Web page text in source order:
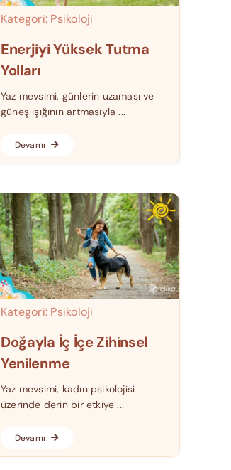
Kategori: Psikoloji
Enerjiyi Yüksek Tutma
Yolları
Yaz mevsimi, günlerin uzaması ve
güneş ışığının artmasıyla ...
Devamı
Kategori: Psikoloji
Doğayla İç İçe Zihinsel
Yenilenme
Yaz mevsimi, kadın psikolojisi
üzerinde derin bir etkiye ...
Devamı